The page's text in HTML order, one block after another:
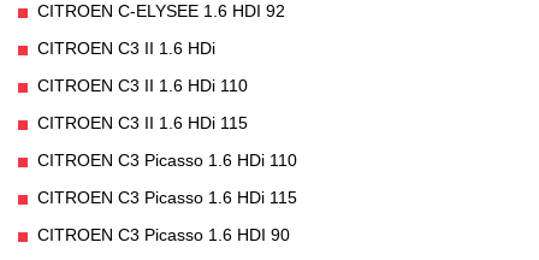
CITROEN C-ELYSEE 1.6 HDI 92
CITROEN C3 II 1.6 HDi
CITROEN C3 II 1.6 HDi 110
CITROEN C3 II 1.6 HDi 115
CITROEN C3 Picasso 1.6 HDi 110
CITROEN C3 Picasso 1.6 HDi 115
CITROEN C3 Picasso 1.6 HDI 90